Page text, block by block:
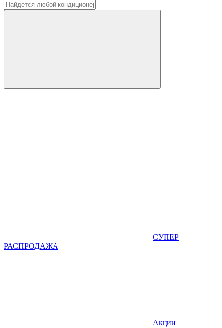
СУПЕР
РАСПРОДАЖА
Акции